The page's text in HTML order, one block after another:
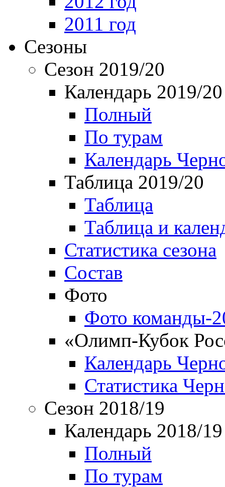
2011 год
Сезоны
Сезон 2019/20
Календарь 2019/20
Полный
По турам
Календарь
Таблица 2019/20
Таблица
Таблица и
Статистика сезона
Состав
Фото
Фото команды-
«Олимп-Кубок
Календарь
Статистика
Сезон 2018/19
Календарь 2018/19
Полный
По турам